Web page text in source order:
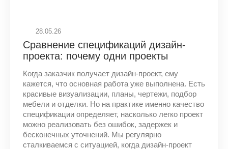
28.05.26
Сравнение спецификаций дизайн-
проекта: почему одни проекты
Когда заказчик получает дизайн-проект, ему
кажется, что основная работа уже выполнена. Есть
красивые визуализации, планы, чертежи, подбор
мебели и отделки. Но на практике именно качество
спецификации определяет, насколько легко проект
можно реализовать без ошибок, задержек и
бесконечных уточнений. Мы регулярно
сталкиваемся с ситуацией, когда дизайн-проект